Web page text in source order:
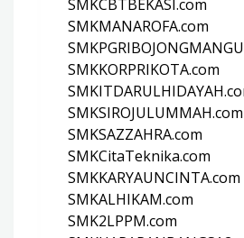
SMKCBTBEKASI.com
SMKMANAROFA.com
SMKKORPRIKOTA.com
SMKSIROJULUMMAH.com
SMKSAZZAHRA.com
SMKCitaTeknika.com
SMKKARYAUNCINTA.com
SMKALHIKAM.com
SMK2LPPM.com